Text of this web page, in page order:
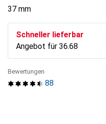
37 mm
Schneller lieferbar
Angebot für CHF
36.68
88
Bewertungen